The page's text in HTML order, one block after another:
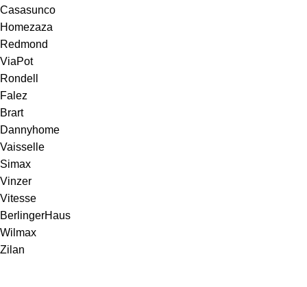
Casasunco
Homezaza
Redmond
ViaPot
Rondell
Falez
Brart
Dannyhome
Vaisselle
Simax
Vinzer
Vitesse
BerlingerHaus
Wilmax
Zilan